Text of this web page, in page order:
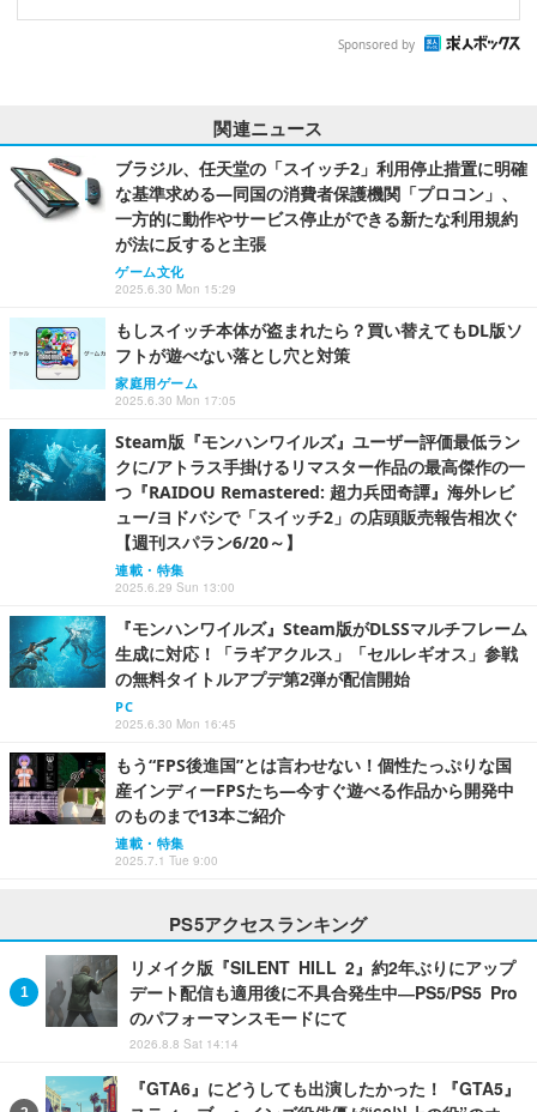
Sponsored by
関連ニュース
ブラジル、任天堂の「スイッチ2」利用停止措置に明確
な基準求める―同国の消費者保護機関「プロコン」、
一方的に動作やサービス停止ができる新たな利用規約
が法に反すると主張
ゲーム文化
2025.6.30 Mon 15:29
もしスイッチ本体が盗まれたら？買い替えてもDL版ソ
フトが遊べない落とし穴と対策
家庭用ゲーム
2025.6.30 Mon 17:05
Steam版『モンハンワイルズ』ユーザー評価最低ラン
クに/アトラス手掛けるリマスター作品の最高傑作の一
つ『RAIDOU Remastered: 超力兵団奇譚』海外レビ
ュー/ヨドバシで「スイッチ2」の店頭販売報告相次ぐ
【週刊スパラン6/20～】
連載・特集
2025.6.29 Sun 13:00
『モンハンワイルズ』Steam版がDLSSマルチフレーム
生成に対応！「ラギアクルス」「セルレギオス」参戦
の無料タイトルアプデ第2弾が配信開始
PC
2025.6.30 Mon 16:45
もう“FPS後進国”とは言わせない！個性たっぷりな国
産インディーFPSたち―今すぐ遊べる作品から開発中
のものまで13本ご紹介
連載・特集
2025.7.1 Tue 9:00
PS5アクセスランキング
リメイク版『SILENT HILL 2』約2年ぶりにアップ
デート配信も適用後に不具合発生中―PS5/PS5 Pro
のパフォーマンスモードにて
2026.8.8 Sat 14:14
『GTA6』にどうしても出演したかった！『GTA5』